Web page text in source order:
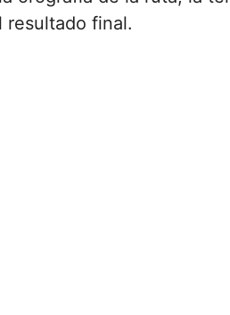
resultado final.